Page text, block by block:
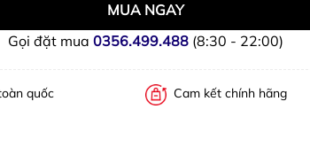
MUA NGAY
Gọi đặt mua 0356.499.488(8:30 - 22:00)
quốc Cam kết chính hãng